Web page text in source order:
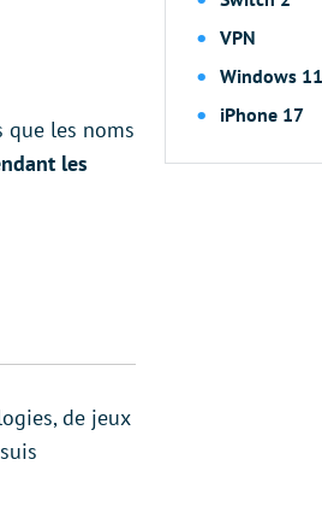
que les noms
les
de jeux
VPN
Windows 11
iPhone 17